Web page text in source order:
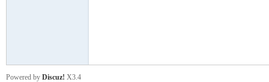
Powered by Discuz! X3.4